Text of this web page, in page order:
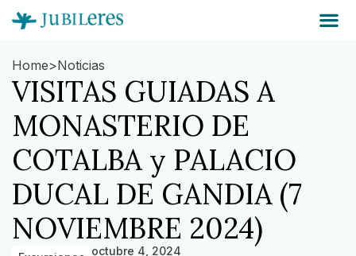
Home>Noticias
VISITAS GUIADAS A
MONASTERIO DE
COTALBA y PALACIO
DUCAL DE GANDIA (7
NOVIEMBRE 2024)
octubre 4, 2024